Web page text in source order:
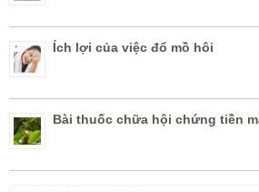
Ích lợi của việc đổ mồ hôi
Bài thuốc chữa hội chứng tiền